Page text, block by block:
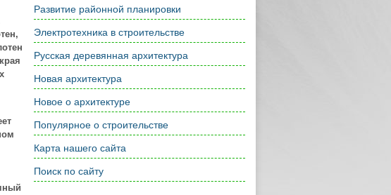
Развитие районной планировки
Электротехника в строительстве
Русская деревянная архитектура
Новая архитектура
Новое о архитектуре
Популярное о строительстве
Карта нашего сайта
Поиск по сайту